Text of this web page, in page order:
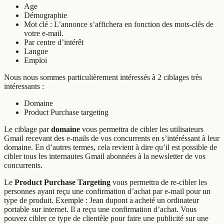
Age
Démographie
Mot clé : L’annonce s’affichera en fonction des mots-clés de
votre e-mail.
Par centre d’intérêt
Langue
Emploi
Nous nous sommes particulièrement intéressés à 2 ciblages très
intéressants :
Domaine
Product Purchase targeting
Le ciblage pardomaine vous permettra de cibler les utilisateurs
Gmail recevant des e-mails de vos concurrents en s’intéréssant à leur
domaine. En d’autres termes, cela revient à dire qu’il est possible de
cibler tous les internautes Gmail abonnées à la newsletter de vos
concurrents.
Le Product Purchase Targeting vous permettra de re-cibler les
personnes ayant reçu une confirmation d’achat par e-mail pour un
type de produit. Exemple : Jean dupont a acheté un ordinateur
portable sur internet. Il a reçu une confirmation d’achat. Vous
pouvez cibler ce type de clientèle pour faire une publicité sur une